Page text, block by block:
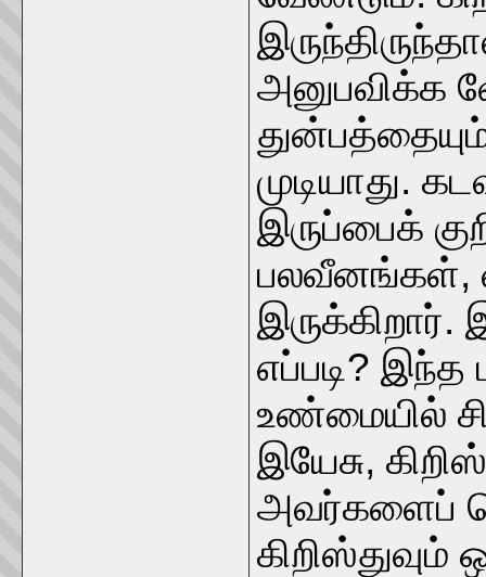
அனுபவிக்க
முடியாது.
இருப்பைக்
பலவீனங்கள்,
இருக்கிறார்.
எப்படி?
உண்மையில்
இயேசு,
அவர்களைப்